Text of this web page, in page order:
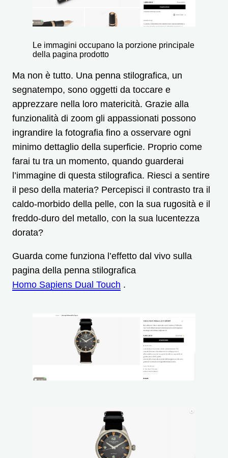
Le immagini occupano la porzione principale
della pagina prodotto
Ma non è tutto. Una penna stilografica, un
segnatempo, sono oggetti da toccare e
apprezzare nella loro matericità. Grazie alla
funzionalità di zoom gli appassionati possono
ingrandire la fotografia fino a osservare ogni
minimo dettaglio della superficie. Proprio come
farai tu tra un momento, quando guarderai
l’immagine di questa stilografica. Riesci a sentire
il peso della materia? Percepisci il contrasto tra il
caldo-morbido della pelle, con la sua rugosità e il
freddo-duro del metallo, con la sua lucentezza
dorata?
Guarda come funziona l’effetto dal vivo sulla
pagina della penna stilografica
Homo Sapiens Dual Touch .